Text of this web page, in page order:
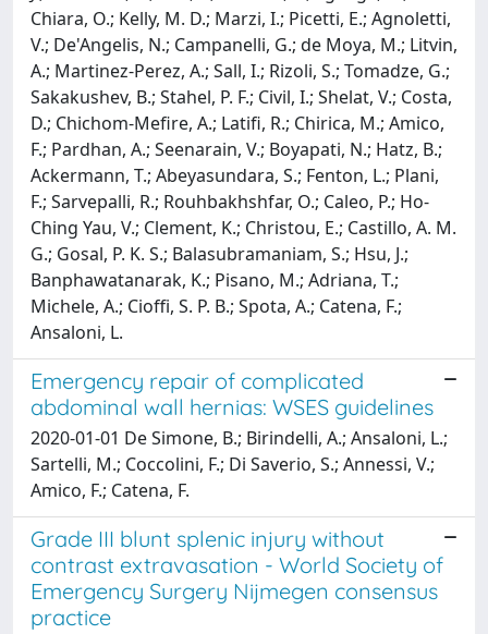
Chiara, O.; Kelly, M. D.; Marzi, I.; Picetti, E.; Agnoletti,
V.; De'Angelis, N.; Campanelli, G.; de Moya, M.; Litvin,
A.; Martinez-Perez, A.; Sall, I.; Rizoli, S.; Tomadze, G.;
Sakakushev, B.; Stahel, P. F.; Civil, I.; Shelat, V.; Costa,
D.; Chichom-Mefire, A.; Latifi, R.; Chirica, M.; Amico,
F.; Pardhan, A.; Seenarain, V.; Boyapati, N.; Hatz, B.;
Ackermann, T.; Abeyasundara, S.; Fenton, L.; Plani,
F.; Sarvepalli, R.; Rouhbakhshfar, O.; Caleo, P.; Ho-
Ching Yau, V.; Clement, K.; Christou, E.; Castillo, A. M.
G.; Gosal, P. K. S.; Balasubramaniam, S.; Hsu, J.;
Banphawatanarak, K.; Pisano, M.; Adriana, T.;
Michele, A.; Cioffi, S. P. B.; Spota, A.; Catena, F.;
Ansaloni, L.
Emergency repair of complicated
abdominal wall hernias: WSES guidelines
2020-01-01 De Simone, B.; Birindelli, A.; Ansaloni, L.;
Sartelli, M.; Coccolini, F.; Di Saverio, S.; Annessi, V.;
Amico, F.; Catena, F.
Grade III blunt splenic injury without
contrast extravasation - World Society of
Emergency Surgery Nijmegen consensus
practice